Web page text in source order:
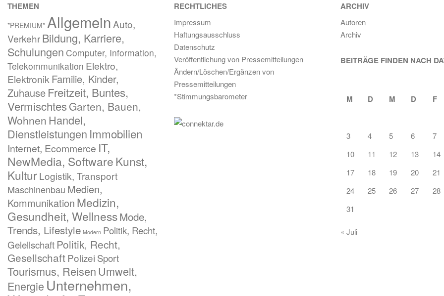
THEMEN
*PREMIUM* Allgemein Auto,
VerkehrBildung, Karriere,
Schulungen Computer, Information,
Telekommunikation Elektro,
Elektronik Familie, Kinder,
Zuhause Freitzeit, Buntes,
Vermischtes Garten, Bauen,
Wohnen Handel,
Dienstleistungen Immobilien
Internet, Ecommerce IT,
NewMedia, SoftwareKunst,
KulturLogistik, Transport
Maschinenbau Medien,
Kommunikation Medizin,
Gesundheit, WellnessMode,
Trends, Lifestyle Modern Politik, Recht,
Gelellschaft Politik, Recht,
GesellschaftPolizei Sport
Tourismus, Reisen Umwelt,
Energie Unternehmen,
RECHTLICHES
Impressum
Haftungsausschluss
Datenschutz
Veröffentlichung von Pressemitteilungen
Ändern/Löschen/Ergänzen von
Pressemitteilungen
*Stimmungsbarometer
ARCHIV
Autoren
Archiv
BEITRÄGE FINDEN NACH
M D M D F
3 4 5 6
7
10
11 12 13
14
17
18 19 20
21
24
25 26 27
28
31
« Juli